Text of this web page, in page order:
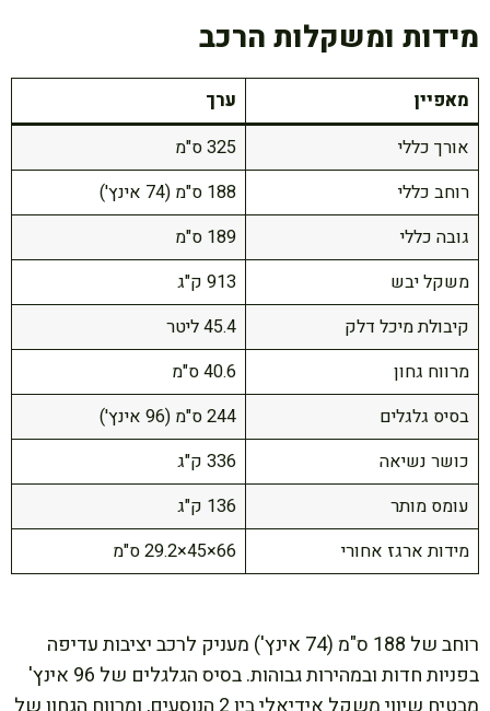
מידות ומשקלות הרכב
מאפיין
ערך
אורך כללי
325 ס"מ
רוחב כללי
188 ס"מ (74 אינץ')
גובה כללי
189 ס"מ
משקל יבש
913 ק"ג
קיבולת מיכל דלק
45.4 ליטר
מרווח גחון
40.6 ס"מ
בסיס גלגלים
244 ס"מ (96 אינץ')
כושר נשיאה
336 ק"ג
עומס מותר
136 ק"ג
מידות ארגז אחורי
66×45×29.2 ס"מ
רוחב של 188 ס"מ (74 אינץ') מעניק לרכב יציבות עדיפה
בפניות חדות ובמהירות גבוהות. בסיס הגלגלים של 96 אינץ'